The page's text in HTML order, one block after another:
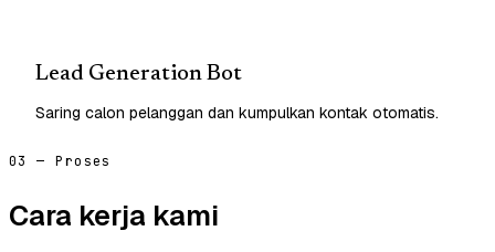
Lead Generation Bot
Saring calon pelanggan dan kumpulkan kontak otomatis.
03 — Proses
Cara kerja kami